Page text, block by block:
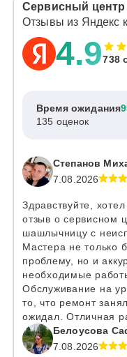
Сервисный центр
Отзывы из Яндекс
4.9738
Время ожидания
135 оценок
Степанов
7.08.2026
Здравствуйте,
отзыв о сервисном
шашлычницу с
Мастера не только
проблему, но и
необходимые
Обслуживание на
то, что ремонт
ожидал. Отличная
Белоусова
7.08.2026